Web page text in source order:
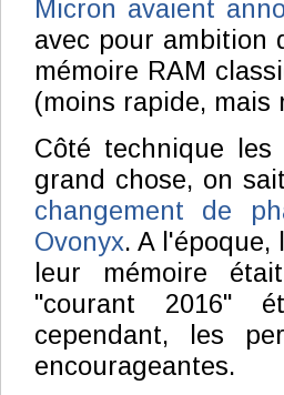
Micron avaient
avec pour ambition
mémoire RAM
(moins rapide, mais
Côté technique
grand chose, on
changement de
Ovonyx. A
leur mémoire
"courant 2016"
cependant, les
encourageantes.